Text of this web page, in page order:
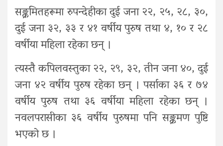
सङ्क्रमितहरूमा रुपन्देहीका दुई जना २२, २५, २८, ३०,
दुई जना ३२, ३३ र ४१ वर्षीय पुरुष तथा ४, १० र २८
वर्षीया महिला रहेका छन् ।
त्यस्तै कपिलवस्तुका २२, २९, ३२, तीन जना ४०, दुई
जना ४२ वर्षीय पुरुष रहेका छन् । पर्साका ३६ र ७४
वर्षीय पुरुष तथा ३६ वर्षीया महिला रहेका छन् ।
नवलपरासीका ३६ वर्षीय पुरुषमा पनि सङ्क्रमण पुष्टि
भएको छ ।